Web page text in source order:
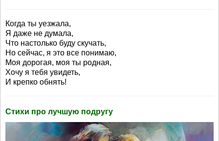
Когда ты уезжала,
Я даже не думала,
Что настолько буду скучать,
Но сейчас, я это все понимаю,
Моя дорогая, моя ты родная,
Хочу я тебя увидеть,
И крепко обнять!
Стихи про лучшую подругу